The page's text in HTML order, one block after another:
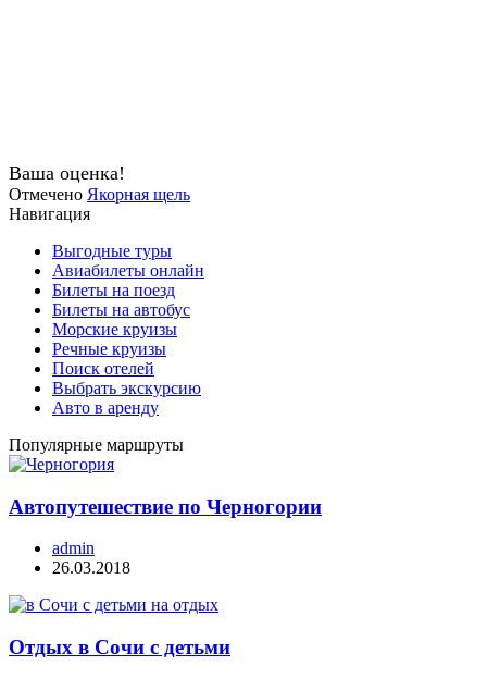
Ваша оценка!
Отмечено Якорная щель
Навигация
Выгодные туры
Авиабилеты онлайн
Билеты на поезд
Билеты на автобус
Морские круизы
Речные круизы
Поиск отелей
Выбрать экскурсию
Авто в аренду
Популярные маршруты
Автопутешествие по Черногории
admin
26.03.2018
Отдых в Сочи с детьми